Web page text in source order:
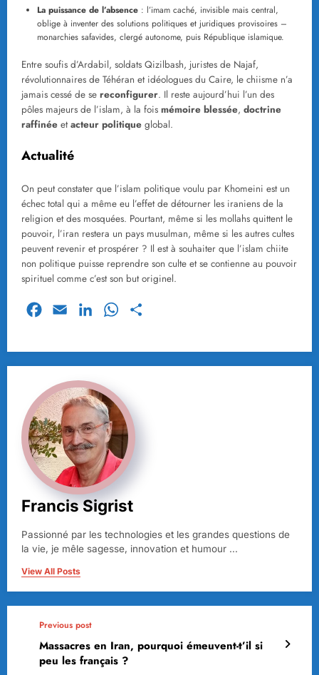
La puissance de l’absence : l’imam caché, invisible mais central,
oblige à inventer des solutions politiques et juridiques provisoires –
monarchies safavides, clergé autonome, puis République islamique.
Entre soufis d’Ardabil, soldats Qizilbash, juristes de Najaf,
révolutionnaires de Téhéran et idéologues du Caire, le chiisme n’a
jamais cessé de se reconfigurer. Il reste aujourd’hui l’un des
pôles majeurs de l’islam, à la fois mémoire blessée, doctrine
raffinée etacteur politique global.
Actualité
On peut constater que l’islam politique voulu par Khomeini est un
échec total qui a même eu l’effet de détourner les iraniens de la
religion et des mosquées. Pourtant, même si les mollahs quittent le
pouvoir, l’iran restera un pays musulman, même si les autres cultes
peuvent revenir et prospérer ? Il est à souhaiter que l’islam chiite
non politique puisse reprendre son culte et se contienne au pouvoir
spirituel comme c’est son but originel.
Facebook
Email LinkedInWhatsApp
Francis Sigrist
Passionné par les technologies et les grandes questions de
la vie, je mêle sagesse, innovation et humour ...
View All Posts
Previous post
Massacres en Iran, pourquoi émeuvent-t’il si
peu les français ?